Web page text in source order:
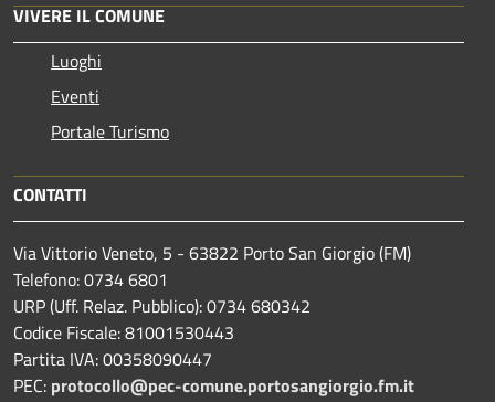
VIVERE IL COMUNE
Luoghi
Eventi
Portale Turismo
CONTATTI
Via Vittorio Veneto, 5 - 63822 Porto San Giorgio (FM)
Telefono: 0734 6801
URP (Uff. Relaz. Pubblico): 0734 680342
Codice Fiscale: 81001530443
Partita IVA: 00358090447
PEC: protocollo@pec-comune.portosangiorgio.fm.it